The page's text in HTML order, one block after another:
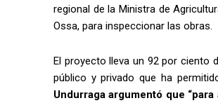
regional de la Ministra de
Ossa, para inspeccionar las obras.
El proyecto lleva un 92 por ciento
público y privado que ha
Undurraga argumentó que